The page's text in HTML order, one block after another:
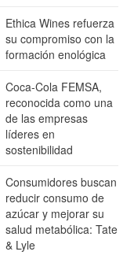
Ethica Wines refuerza
su compromiso con la
formación enológica
Coca-Cola FEMSA,
reconocida como una
de las empresas
líderes en
sostenibilidad
Consumidores buscan
reducir consumo de
azúcar y mejorar su
salud metabólica: Tate
& Lyle